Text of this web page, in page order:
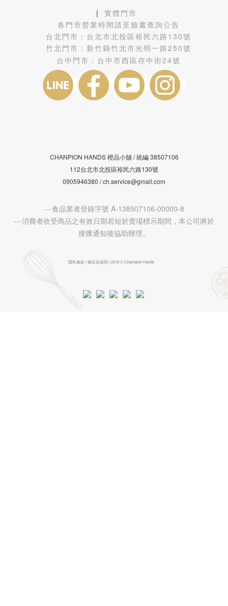
❙ 實體門市
各門市營業時間請至臉書查詢公告
台北門市： 台北市北投區裕民六路130號
竹北門市： 新竹縣竹北市光明一路250號
台中門市： 台中市西區存中街24號
CHANPION HANDS 橙品小舖 /統編38507106
112台北市北投區裕民六路130號
0905946380 / ch.service@gmail.com
---食品業者登錄字號 A-138507106-00000-8
---消費者收受商品之有效日期若短於賣場標示期間，本公司將於
接獲通知後協助辦理。
隱私條款 | 條款及細則 | 2019 © Champion Hands